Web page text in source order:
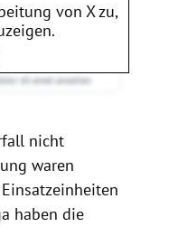
von Xzu,
nicht
waren
haben die